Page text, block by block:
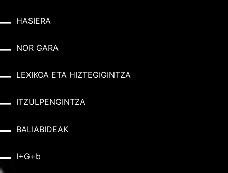
HASIERA
NOR GARA
LEXIKOA ETA HIZTEGIGINTZA
ITZULPENGINTZA
BALIABIDEAK
I+G+b